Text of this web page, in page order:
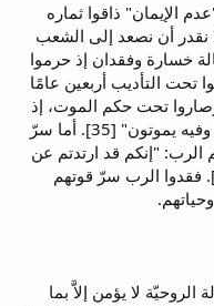
الإيمان" ذاقوا ثماره
نقدر أن نصعد إلى الشعب
منا" (عد 13: 31)، وحالة خسارة وفقدان إذ حرموا
(ع 30)، وسقطوا تحت التأديب أربعين عامًا
يومًا (ع 34)، بل وصاروا تحت حكم الموت، إذ
قال الرب: "في هذا القفر يفنون وفيه يموتون" [35]. أما سرّ
الرب: "إنكم قد ارتدتم عن
فالرب لا يكون معكم" [43]. فقدوا الرب سرّ قوتهم
لا يؤمن إلاَّ بما